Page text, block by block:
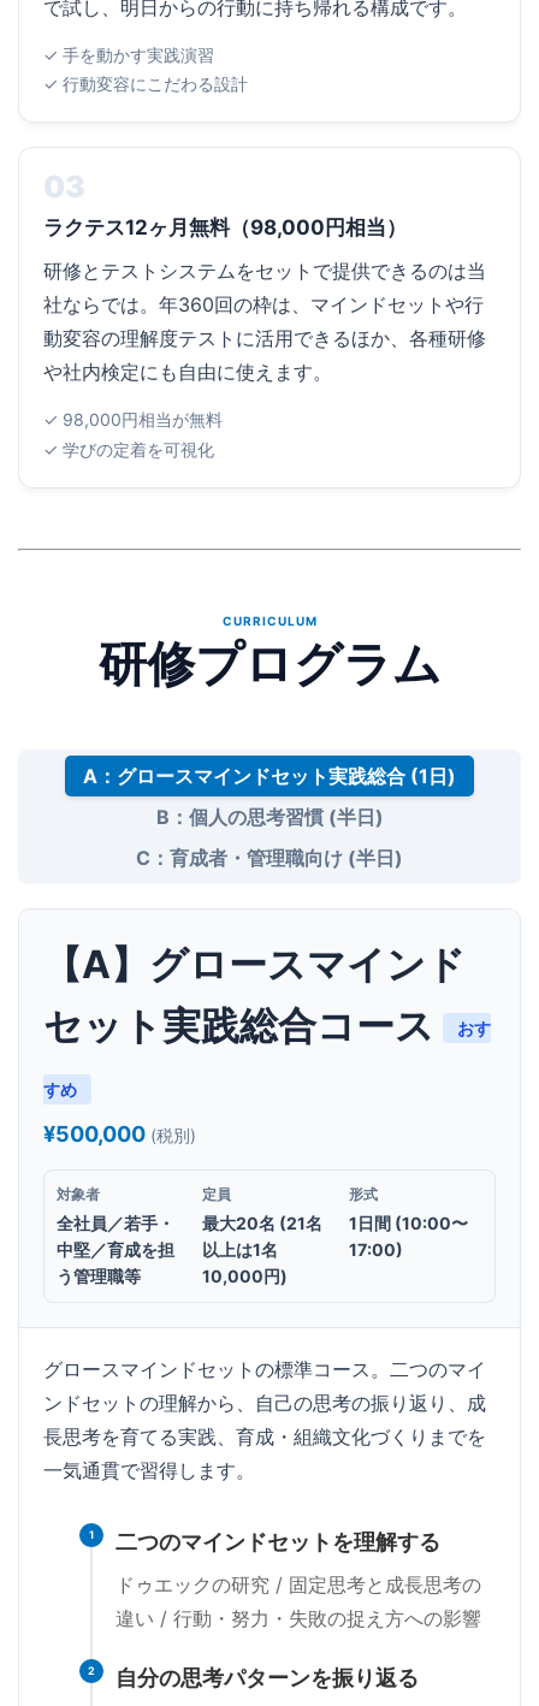
で試し、明日からの行動に持ち帰れる構成です。
✓ 手を動かす実践演習
✓ 行動変容にこだわる設計
03
ラクテス12ヶ月無料（98,000円相当）
研修とテストシステムをセットで提供できるのは当
社ならでは。年360回の枠は、マインドセットや行
動変容の理解度テストに活用できるほか、各種研修
や社内検定にも自由に使えます。
✓ 98,000円相当が無料
✓ 学びの定着を可視化
CURRICULUM
研修プログラム
A：グロースマインドセット実践総合 (1日)
B：個人の思考習慣 (半日)
C：育成者・管理職向け (半日)
【A】グロースマインド
セット実践総合コース
おす
すめ
¥500,000 (税別)
対象者
全社員／若手・
中堅／育成を担
う管理職等
定員
最大20名 (21名
以上は1名
10,000円)
形式
1日間 (10:00〜
17:00)
グロースマインドセットの標準コース。二つのマイ
ンドセットの理解から、自己の思考の振り返り、成
長思考を育てる実践、育成・組織文化づくりまでを
一気通貫で習得します。
1 二つのマインドセットを理解する
ドゥエックの研究 / 固定思考と成長思考の
違い / 行動・努力・失敗の捉え方への影響
2 自分の思考パターンを振り返る